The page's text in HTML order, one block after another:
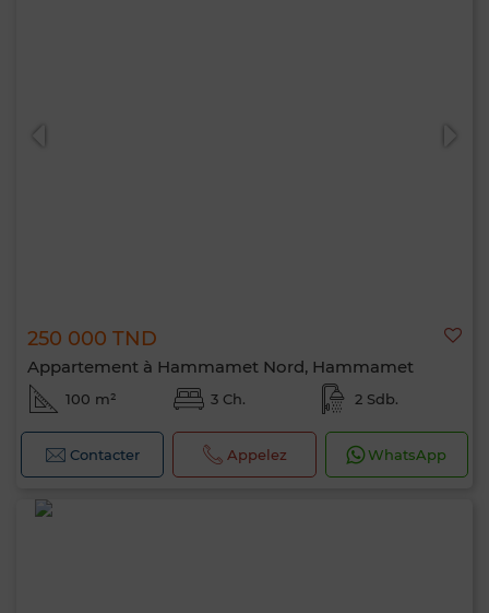
250 000 TND
Appartement à Hammamet Nord, Hammamet
100 m² 3 Ch. 2 Sdb.
Contacter Appelez WhatsApp